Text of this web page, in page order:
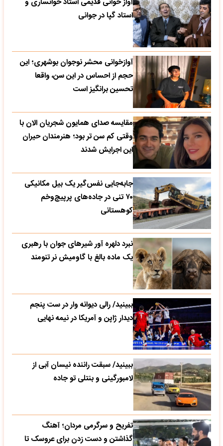
استاد گپا در جوانی
آوازخوانی محشر نوجوان بوشهری؛ این
حجم از احساس در این سن، واقعا
تحسین‌ برانگیز است
مقایسه صدای همایون شجریان الان با
وقتی کم سن تر بود؛ هنرمندان حیران
این اجرایش شدند
جابه‌جایی نفس‌گیر یک بیل مکانیکی
۷۰ تنی در جاده‌های پرپیچ‌وخم
کوهستانی
نبرد دلهره آور شیرهای جوان با رهبری
یک ماده بالغ با گاومیش نر تنومند
ببینید/ رالی دیوانه وار در ست پنجم
دیدار ژاپن و آمریکا در نیمه نهایی
ببینید/ سبقت راننده نیسان آبی از
لامبورگینی و بنتلی تو جاده
تفریح و سرگرمی مردان؛ آهنگ
گذاشتن و دست زدن برای عروسک تا